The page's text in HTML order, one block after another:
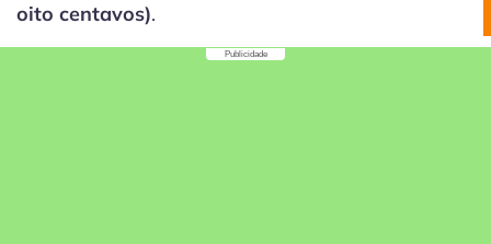
oito centavos).
Publicidade